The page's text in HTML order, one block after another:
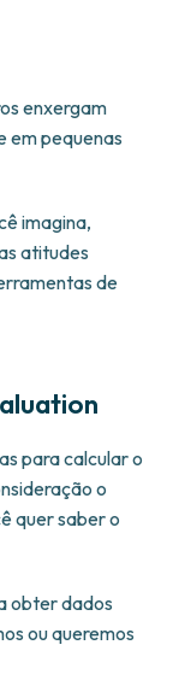
enxergam
em pequenas
imagina,
atitudes
de
para calcular o
o
quer saber o
obter dados
ou queremos